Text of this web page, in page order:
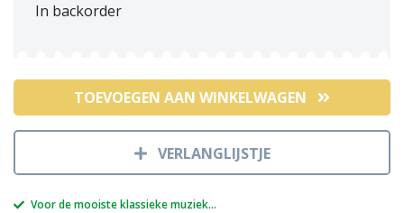
In backorder
TOEVOEGEN AAN WINKELWAGEN
VERLANGLIJSTJE
Voor de mooiste klassieke muziek...